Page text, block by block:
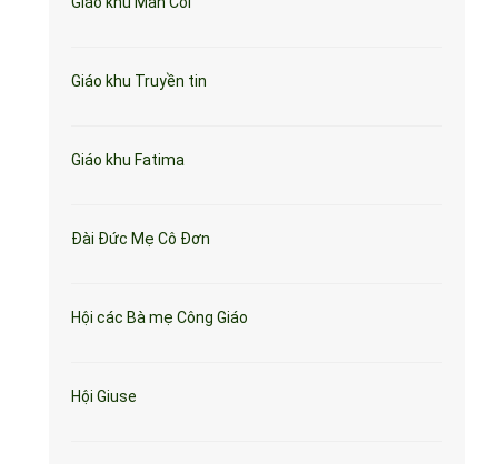
Giáo khu Truyền tin
Giáo khu Fatima
Đài Đức Mẹ Cô Đơn
Hội các Bà mẹ Công Giáo
Hội Giuse